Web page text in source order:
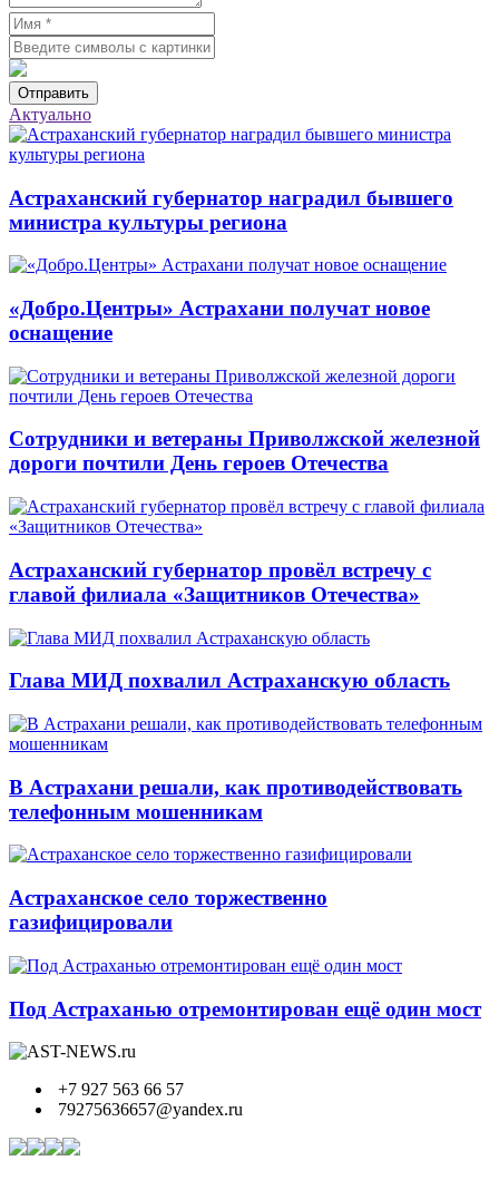
Отправить
Актуально
Астраханский губернатор наградил бывшего
министра культуры региона
«Добро.Центры» Астрахани получат новое
оснащение
Сотрудники и ветераны Приволжской железной
дороги почтили День героев Отечества
Астраханский губернатор провёл встречу с
главой филиала «Защитников Отечества»
Глава МИД похвалил Астраханскую область
В Астрахани решали, как противодействовать
телефонным мошенникам
Астраханское село торжественно
газифицировали
Под Астраханью отремонтирован ещё один мост
+7 927 563 66 57
79275636657@yandex.ru